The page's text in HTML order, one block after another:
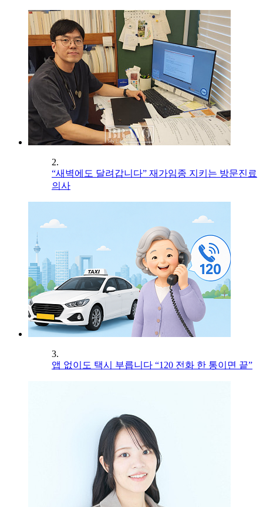
2.
“새벽에도 달려갑니다” 재가임종 지키는 방문진료
의사
3.
앱 없이도 택시 부릅니다 “120 전화 한 통이면 끝”